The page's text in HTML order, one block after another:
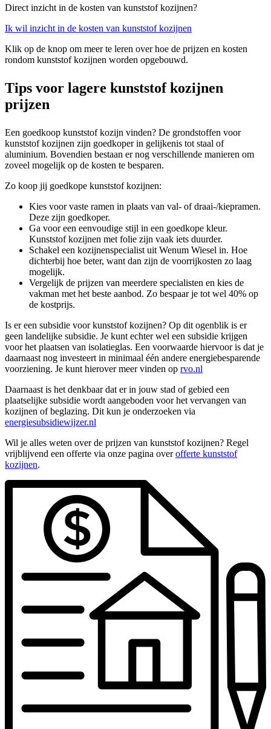
Direct inzicht in de kosten van kunststof kozijnen?
Ik wil inzicht in de kosten van kunststof kozijnen
Klik op de knop om meer te leren over hoe de prijzen en kosten
rondom kunststof kozijnen worden opgebouwd.
Tips voor lagere kunststof kozijnen
prijzen
Een goedkoop kunststof kozijn vinden? De grondstoffen voor
kunststof kozijnen zijn goedkoper in gelijkenis tot staal of
aluminium. Bovendien bestaan er nog verschillende manieren om
zoveel mogelijk op de kosten te besparen.
Zo koop jij goedkope kunststof kozijnen:
Kies voor vaste ramen in plaats van val- of draai-/kiepramen.
Deze zijn goedkoper.
Ga voor een eenvoudige stijl in een goedkope kleur.
Kunststof kozijnen met folie zijn vaak iets duurder.
Schakel een kozijnenspecialist uit Wenum Wiesel in. Hoe
dichterbij hoe beter, want dan zijn de voorrijkosten zo laag
mogelijk.
Vergelijk de prijzen van meerdere specialisten en kies de
vakman met het beste aanbod. Zo bespaar je tot wel 40% op
de kostprijs.
Is er een subsidie voor kunststof kozijnen? Op dit ogenblik is er
geen landelijke subsidie. Je kunt echter wel een subsidie krijgen
voor het plaatsen van isolatieglas. Een voorwaarde hiervoor is dat je
daarnaast nog investeert in minimaal één andere energiebesparende
voorziening. Je kunt hierover meer vinden op rvo.nl
Daarnaast is het denkbaar dat er in jouw stad of gebied een
plaatselijke subsidie wordt aangeboden voor het vervangen van
kozijnen of beglazing. Dit kun je onderzoeken via
energiesubsidiewijzer.nl
Wil je alles weten over de prijzen van kunststof kozijnen? Regel
vrijblijvend een offerte via onze pagina overofferte kunststof
kozijnen.